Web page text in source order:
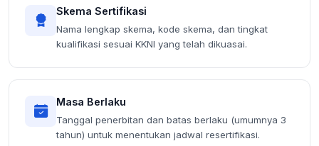
Skema Sertifikasi
Nama lengkap skema, kode skema, dan tingkat
kualifikasi sesuai KKNI yang telah dikuasai.
Masa Berlaku
Tanggal penerbitan dan batas berlaku (umumnya 3
tahun) untuk menentukan jadwal resertifikasi.